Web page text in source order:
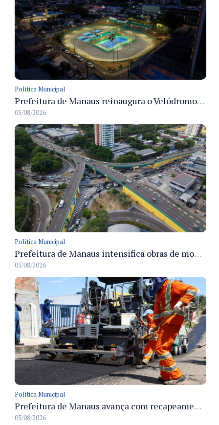
Política Municipal
Prefeitura de Manaus reinaugura o Velódromo Professora Alzira Campos e entrega espaço esportivo totalmente revitalizado
05/08/2026
Política Municipal
Prefeitura de Manaus intensifica obras de modernização no viaduto Miguel Arraes para ampliar segurança e acessibilidade na região
05/08/2026
Política Municipal
Prefeitura de Manaus avança com recapeamento no Parque Rio Solimões e cobre cerca de 30 ruas
05/08/2026